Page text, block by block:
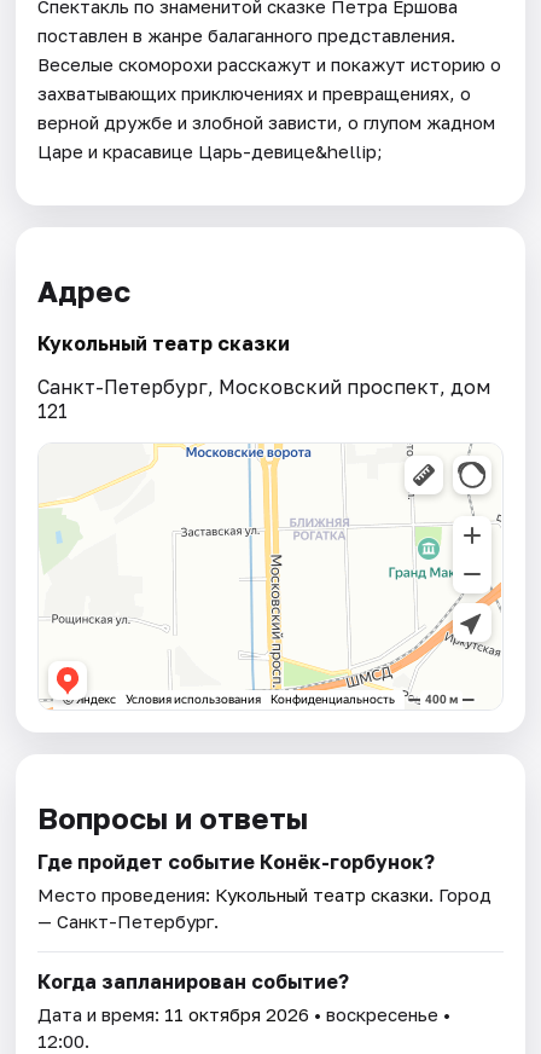
Спектакль по знаменитой сказке Петра Ершова
поставлен в жанре балаганного представления.
Веселые скоморохи расскажут и покажут историю о
захватывающих приключениях и превращениях, о
верной дружбе и злобной зависти, о глупом жадном
Царе и красавице Царь-девице&hellip;
Адрес
Кукольный театр сказки
Санкт-Петербург, Московский проспект, дом
121
Вопросы и ответы
Где пройдет событие Конёк-горбунок?
Место проведения: Кукольный театр сказки. Город
— Санкт-Петербург.
Когда запланирован событие?
Дата и время: 11 октября 2026 • воскресенье •
12:00.